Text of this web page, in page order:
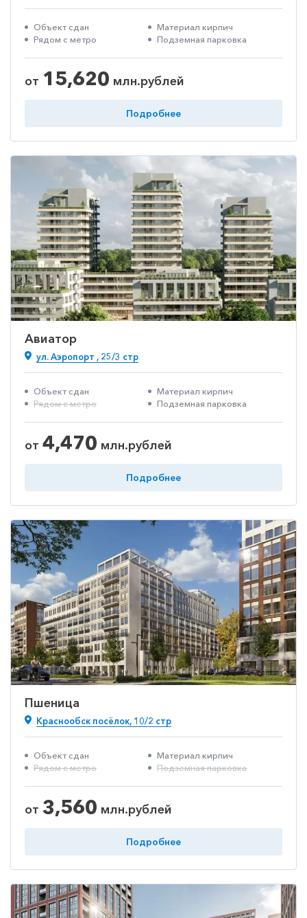
Объект сдан
Материал кирпич
Рядом с метро
Подземная парковка
от 15,620 млн.рублей
Подробнее
Авиатор
ул. Аэропорт , 25/3 стр
Объект сдан
Материал кирпич
Рядом с метро
Подземная парковка
от 4,470 млн.рублей
Подробнее
Пшеница
Краснообск посёлок, 10/2 стр
Объект сдан
Материал кирпич
Рядом с метро
Подземная парковка
от 3,560 млн.рублей
Подробнее